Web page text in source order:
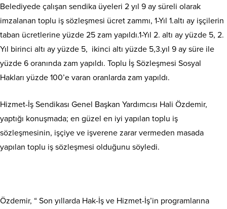
Belediyede çalışan sendika üyeleri 2 yıl 9 ay süreli olarak
imzalanan toplu iş sözleşmesi ücret zammı, 1-Yıl 1.altı ay işçilerin
taban ücretlerine yüzde 25 zam yapıldı.1-Yıl 2. altı ay yüzde 5, 2.
Yıl birinci altı ay yüzde 5, ikinci altı yüzde 5,3.yıl 9 ay süre ile
yüzde 6 oranında zam yapıldı. Toplu İş Sözleşmesi Sosyal
Hakları yüzde 100’e varan oranlarda zam yapıldı.
Hizmet-İş Sendikası Genel Başkan Yardımcısı Hali Özdemir,
yaptığı konuşmada; en güzel en iyi yapılan toplu iş
sözleşmesinin, işçiye ve işverene zarar vermeden masada
yapılan toplu iş sözleşmesi olduğunu söyledi.
Özdemir, “ Son yıllarda Hak-İş ve Hizmet-İş’in programlarına